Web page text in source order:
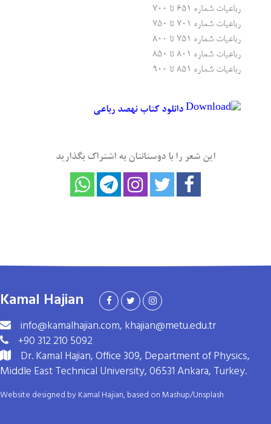
رباعیات شماره ۶۵۱ تا ۷۰۰
رباعیات شماره ۷۰۱ تا ۷۵۰
رباعیات شماره ۷۵۱ تا ۸۰۰
رباعیات شماره ۸۰۱ تا ۸۵۰
رباعیات شماره ۸۵۱ تا ۹۰۰
دانلود کتاب نهصد رباعی
این شعر را با دوستانتان به اشتراک بگذارید
Kamal Hajian
info@kamalhajian.com, khajian@metu.edu.tr
+90 312 210 5092
Dr. Kamal Hajian, Office 309, Department of Physics,
Middle East Technical University, 06531 Ankara, Turkey.
Website designed by Kamal Hajian, based on Mashup/Unsplash